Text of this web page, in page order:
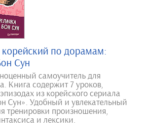
корейский по дорамам:
Сун
самоучитель для
Книга содержит 7 уроков,
из корейского сериала
Сун». Удобный и увлекательный
тренировки произношения,
и лексики.